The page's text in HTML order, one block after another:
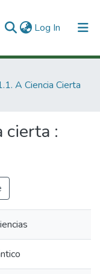
Log In (current)
A Ciencia Cierta
cierta :